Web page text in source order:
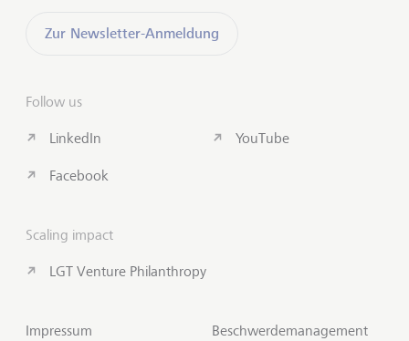
Zur Newsletter-Anmeldung
Follow us
LinkedIn
Facebook
YouTube
Scaling impact
LGT Venture Philanthropy
Impressum Beschwerdemanagement